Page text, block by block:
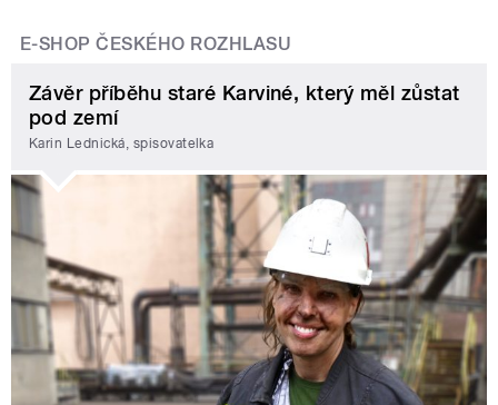
E-SHOP ČESKÉHO ROZHLASU
Závěr příběhu staré Karviné, který měl zůstat
pod zemí
Karin Lednická, spisovatelka